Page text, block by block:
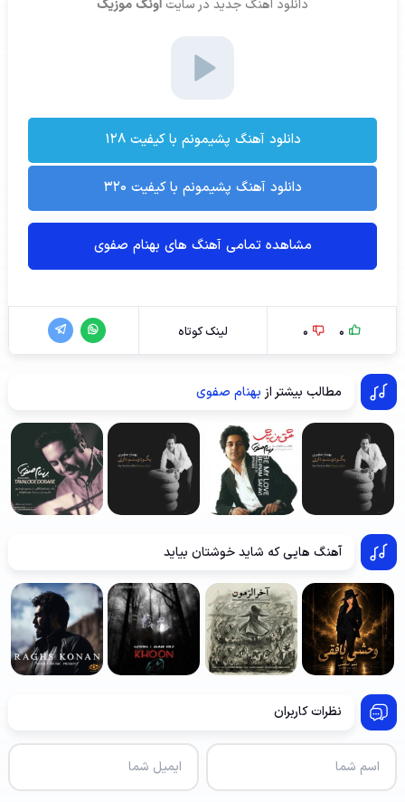
دانلود آهنگ جدید در سایت آونگ موزیک
دانلود آهنگ پشیمونم با کیفیت ۱۲۸
دانلود آهنگ پشیمونم با کیفیت ۳۲۰
مشاهده تمامی آهنگ های بهنام صفوی
0
0 لینک کوتاه
مطالب بیشتر از بهنام صفوی
آهنگ هایی که شاید خوشتان بیاید
نظرات کاربران